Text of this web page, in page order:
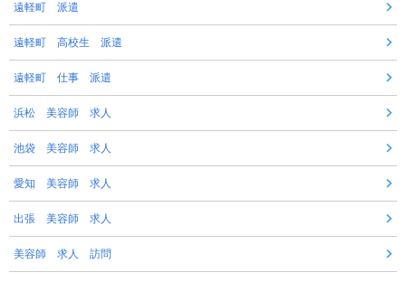
遠軽町 派遣
遠軽町 高校生 派遣
遠軽町 仕事 派遣
浜松 美容師 求人
池袋 美容師 求人
愛知 美容師 求人
出張 美容師 求人
美容師 求人 訪問